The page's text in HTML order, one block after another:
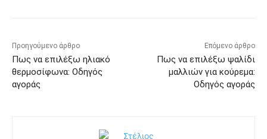
Προηγούμενο άρθρο
Πως να επιλέξω ηλιακό
θερμοσίφωνα: Οδηγός
αγοράς
Επόμενο άρθρο
Πως να επιλέξω ψαλίδι
μαλλιών για κούρεμα:
Οδηγός αγοράς